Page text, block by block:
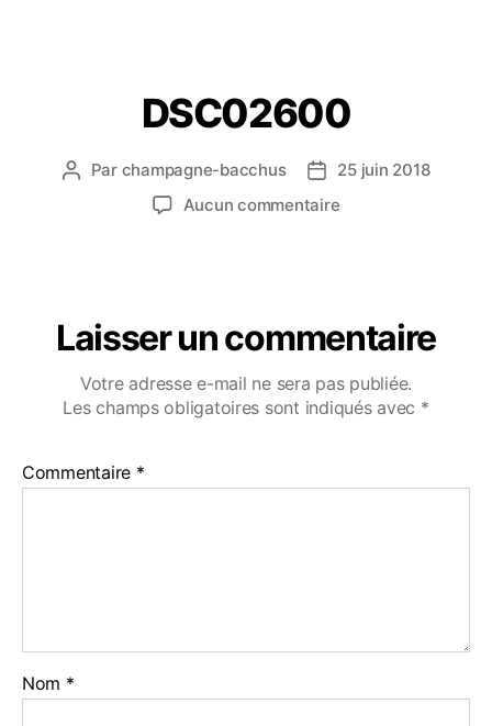
DSC02600
Par champagne-bacchus
25 juin 2018
Aucun commentaire
Laisser un commentaire
Votre adresse e-mail ne sera pas publiée.
Les champs obligatoires sont indiqués avec *
Commentaire *
Nom *